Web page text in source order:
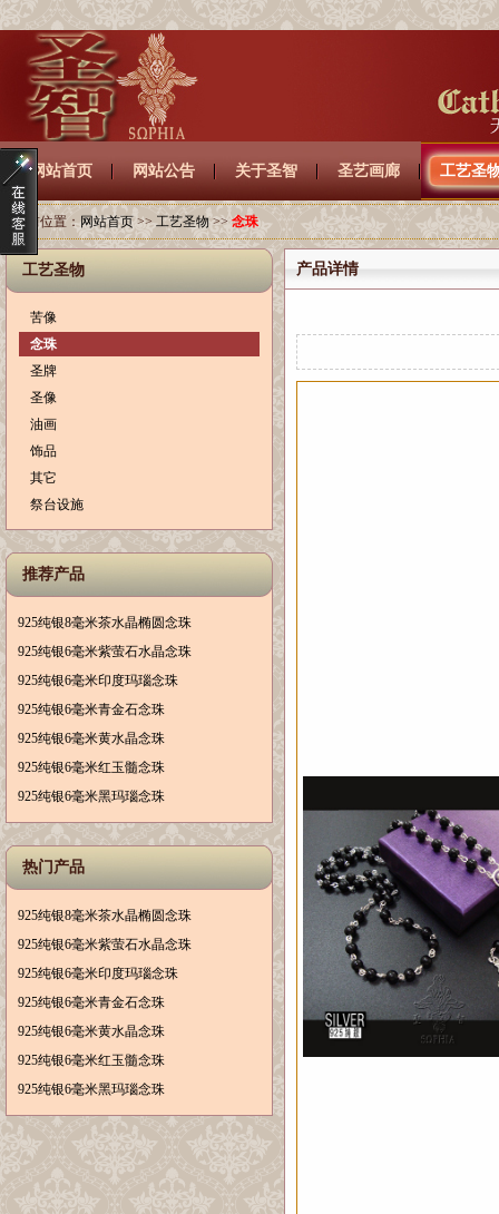
网站首页 网站公告 关于圣智 圣艺画廊 工艺圣
当前位置：网站首页>>工艺圣物>> 念珠
工艺圣物
苦像
念珠
圣牌
圣像
油画
饰品
其它
祭台设施
推荐产品
925纯银8毫米茶水晶椭圆念珠
925纯银6毫米紫萤石水晶念珠
925纯银6毫米印度玛瑙念珠
925纯银6毫米青金石念珠
925纯银6毫米黄水晶念珠
925纯银6毫米红玉髓念珠
925纯银6毫米黑玛瑙念珠
热门产品
925纯银8毫米茶水晶椭圆念珠
925纯银6毫米紫萤石水晶念珠
925纯银6毫米印度玛瑙念珠
925纯银6毫米青金石念珠
925纯银6毫米黄水晶念珠
925纯银6毫米红玉髓念珠
925纯银6毫米黑玛瑙念珠
产品详情